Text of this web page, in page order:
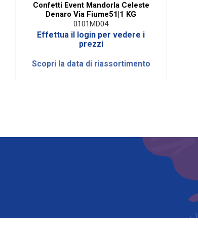
Confetti Event Mandorla Celeste
Denaro Via Fiume51|1 KG
0101MD04
Effettua il login per vedere i
prezzi
Scopri la data di riassortimento